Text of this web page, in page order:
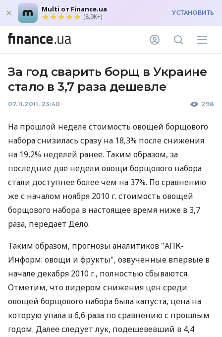
Multi от Finance.ua
(8,9K+) УСТАНОВИТЬ
За год сварить борщ в Украине
стало в 3,7 раза дешевле
07.11.2011, 23:40 298
На прошлой неделе стоимость овощей борщового
набора снизилась сразу на 18,3% после снижения
на 19,2% неделей ранее. Таким образом, за
последние две недели овощи борщового набора
стали доступнее более чем на 37%. По сравнению
же с началом ноября 2010 г. стоимость овощей
борщового набора в настоящее время ниже в 3,7
раза, передает Дело.
Таким образом, прогнозы аналитиков "АПК-
Информ: овощи и фрукты", озвученные впервые в
начале декабря 2010 г., полностью сбываются.
Отметим, что лидером снижения цен среди
овощей борщового набора была капуста, цена на
которую упала в 6,6 раза по сравнению с прошлым
годом. Далее следует лук, подешевевший в 4,4